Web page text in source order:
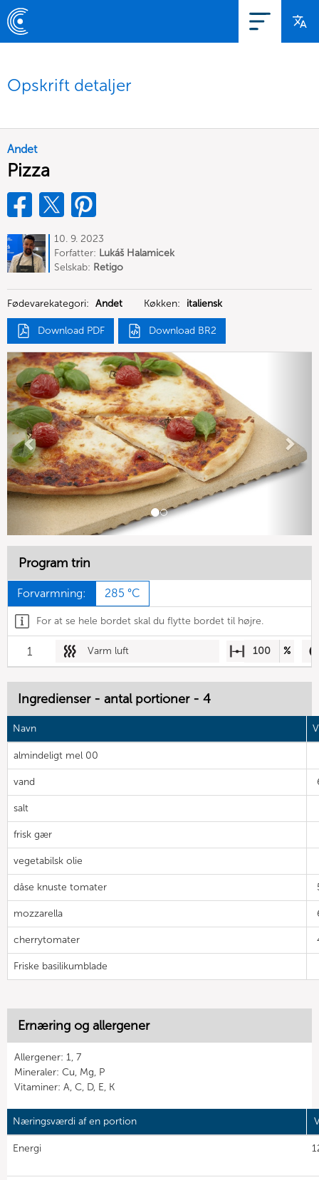
Opskrift detaljer
Andet
Pizza
10. 9. 2023
Forfatter: Lukáš Halamicek
Selskab: Retigo
Fødevarekategori: Andet Køkken: italiensk
Download PDF Download BR2
Previous
Program trin
Forvarmning: 285 °C
For at se hele bordet skal du flytte bordet til højre.
1 Varm luft 100 %
Ingredienser - antal portioner - 4
Navn
almindeligt mel 00
vand
salt
frisk gær
vegetabilsk olie
dåse knuste tomater
mozzarella
cherrytomater
Friske basilikumblade
Ernæring og allergener
Allergener: 1, 7
Mineraler: Cu, Mg, P
Vitaminer: A, C, D, E, K
Næringsværdi af en portion
Energi